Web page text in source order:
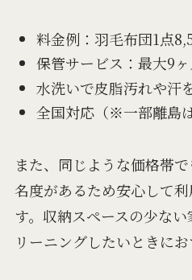
料金例：羽毛布団1点
保管サービス：最大9ヶ
水洗いで皮脂汚れや汗
全国対応（※一部離島
また、同じような価格帯
名度があるため安心して
す。収納スペースの少な
リーニングしたいときにお